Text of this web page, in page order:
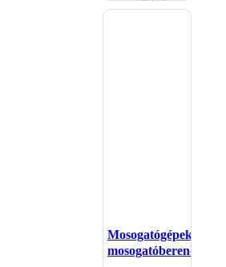
Mosogatógépek,
mosogatóberendezések